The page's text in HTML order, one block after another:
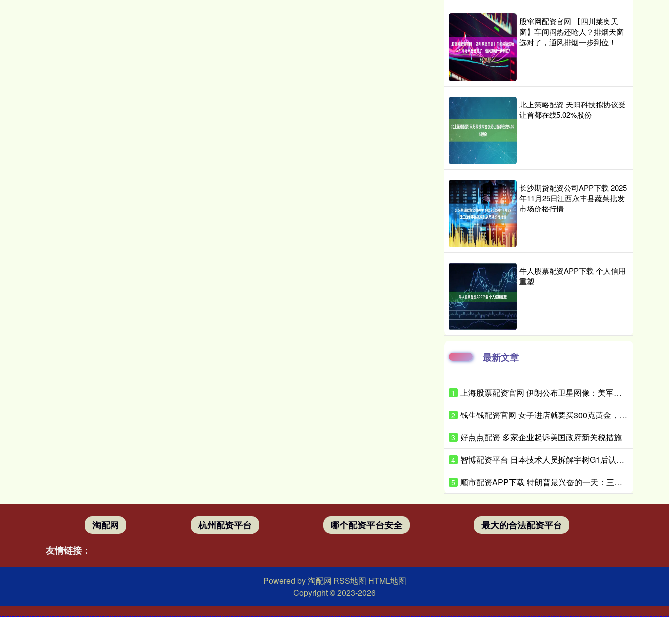
股窜网配资官网 【四川莱奥天
窗】车间闷热还呛人？排烟天窗
选对了，通风排烟一步到位！
北上策略配资 天阳科技拟协议受
让首都在线5.02%股份
长沙期货配资公司APP下载 2025
年11月25日江西永丰县蔬菜批发
市场价格行情
牛人股票配资APP下载 个人信用
重塑
最新文章
1 上海股票配资官网 伊朗公布卫星图像：美军弹药库被完全摧毁
2 钱生钱配资官网 女子进店就要买300克黄金，店主却发现一个反常细节
3 好点点配资 多家企业起诉美国政府新关税措施
4 智博配资平台 日本技术人员拆解宇树G1后认输：在人形机器人领域，日本想在短时间内缩小与中国的差距“恐怕并不现实”
5 顺市配资APP下载 特朗普最兴奋的一天：三个细节，信息量很大
淘配网 杭州配资平台 哪个配资平台安全
最大的合法配资平台
友情链接：
Powered by淘配网 RSS地图 HTML地图
Copyright© 2023-2026